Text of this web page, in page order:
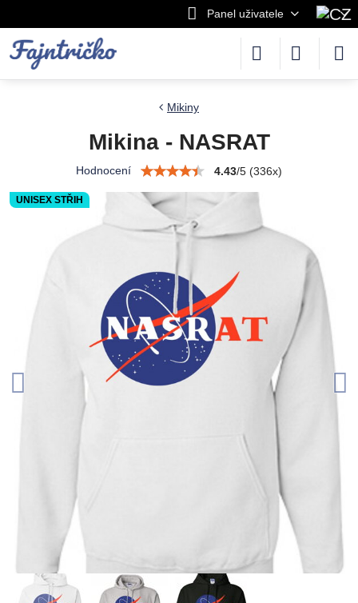
Panel uživatele
UNISEX STŘIH
Mikiny
Mikina - NASRAT
Hodnocení 4.43/5 (336x)